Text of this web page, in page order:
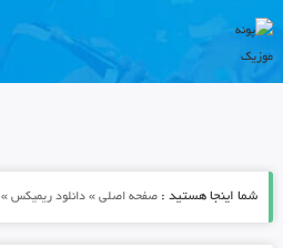
شما اینجا هستید : صفحه اصلی» دانلود ریمیکس»